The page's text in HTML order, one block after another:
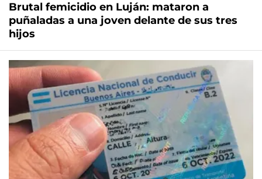
Brutal femicidio en Luján: mataron a
puñaladas a una joven delante de sus tres
hijos